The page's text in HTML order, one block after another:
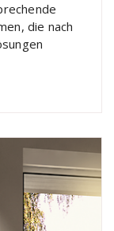
die nach